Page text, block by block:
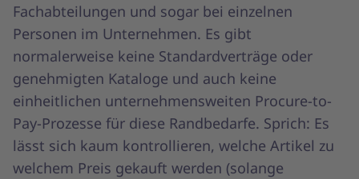
Fachabteilungen und sogar bei einzelnen
Personen im Unternehmen. Es gibt
normalerweise keine Standardverträge oder
genehmigten Kataloge und auch keine
einheitlichen unternehmensweiten Procure-to-
Pay-Prozesse für diese Randbedarfe. Sprich: Es
lässt sich kaum kontrollieren, welche Artikel zu
welchem Preis gekauft werden (solange